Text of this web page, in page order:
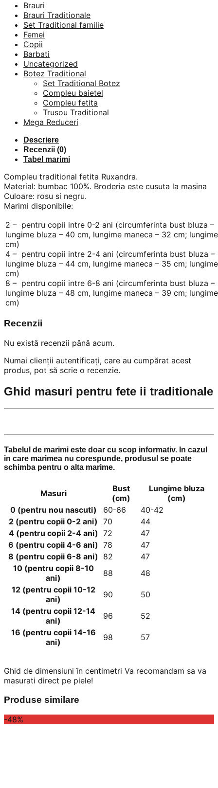
Brauri
Brauri Traditionale
Set Traditional familie
Femei
Copii
Barbati
Uncategorized
Botez Traditional
Set Traditional Botez
Compleu baietel
Compleu fetita
Trusou Traditional
Mega Reduceri
Descriere
Recenzii (0)
Tabel marimi
Compleu traditional fetita Ruxandra.
Material: bumbac 100%. Broderia este cusuta la masina
Culoare: rosu si negru.
Marimi disponibile:
2 – pentru copii intre 0-2 ani (circumferinta bust bluza –
lungime bluza – 40 cm, lungime maneca – 32 cm;
cm)
4 – pentru copii intre 2-4 ani (circumferinta bust bluza –
lungime bluza – 44 cm, lungime maneca – 35 cm;
cm)
8 – pentru copii intre 6-8 ani (circumferinta bust bluza
lungime bluza – 48 cm, lungime maneca – 39 cm;
cm)
Recenzii
Nu există recenzii până acum.
Numai clienții autentificați, care au cumpărat acest
produs, pot să scrie o recenzie.
Ghid masuri pentru fete ii traditionale
Tabelul de marimi este doar cu scop informativ. In cazul
in care marimea nu corespunde, produsul se poate
schimba pentru o alta marime.
Masuri
Bust
(cm)
Lungime bluza
(cm)
0 (pentru nou nascuti)
60-66
40-42
2 (pentru copii 0-2 ani)
70
44
4 (pentru copii 2-4 ani) 72
47
6 (pentru copii 4-6 ani) 78
47
8 (pentru copii 6-8 ani)
82
47
10 (pentru copii 8-10
ani)
88
48
12 (pentru copii 10-12
ani)
90
50
14 (pentru copii 12-14
ani)
96
52
16 (pentru copii 14-16
ani)
98 57
Ghid de dimensiuni în centimetri Va recomandam sa va
masurati direct pe piele!
Produse similare
-48%